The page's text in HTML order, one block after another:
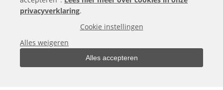
Alle bedragen zijn exclusief BTW
privacyverklaring.
Cookie instellingen
Alles weigeren
Alles accepteren